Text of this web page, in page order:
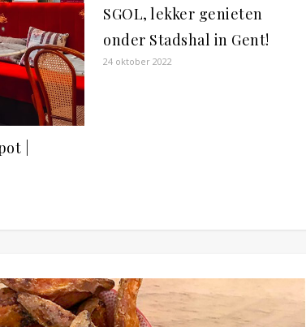
|
SGOL, lekker genieten
onder Stadshal in Gent!
24 oktober 2022